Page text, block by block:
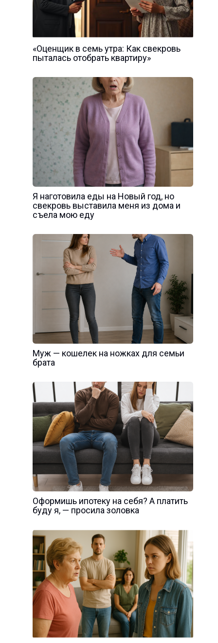
«Оценщик в семь утра: Как свекровь
пыталась отобрать квартиру»
Я наготовила еды на Новый год, но
свекровь выставила меня из дома и
съела мою еду
Муж — кошелек на ножках для семьи
брата
Оформишь ипотеку на себя? А платить
буду я, — просила золовка